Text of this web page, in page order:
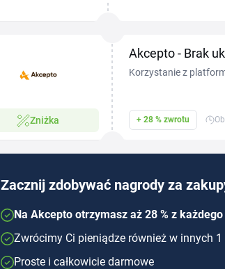
Zniżka
Akcepto - Brak
Korzystanie z
+ 28 % zwrotu
Zacznij zdobywać nagrody za
Na Akcepto otrzymasz aż 28 % z
Zwrócimy Ci pieniądze również w innych
Proste i całkowicie darmowe